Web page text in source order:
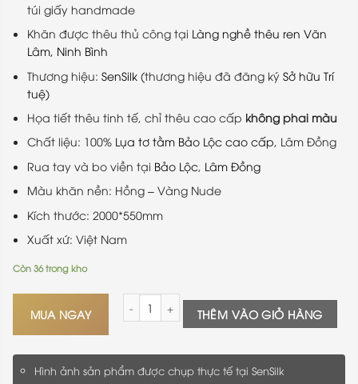
túi giấy handmade
Khăn được thêu thủ công tại Làng nghề thêu ren Văn
Lâm, Ninh Bình
Thương hiệu:SenSilk (thương hiệu đã đăng kýSở hữu Trí
tuệ)
Họa tiết thêu tinh tế, chỉ thêu cao cấp không phai màu
Chất liệu: 100% Lụa tơ tằm Bảo Lộc cao cấp, Lâm Đồng
Rua tay và bo viền tại Bảo Lộc, Lâm Đồng
Màu khăn nền: Hồng – Vàng Nude
Kích thước: 2000*550mm
Xuất xứ: Việt Nam
Còn 36 trong kho
MUA NGAY
Khăn Lụa Tơ Tằm Thêu Hoa Đào SenSilk - Quà
THÊM VÀO GIỎ HÀNG
Hình ảnh sản phẩm được chụp thực tế tại SenSilk